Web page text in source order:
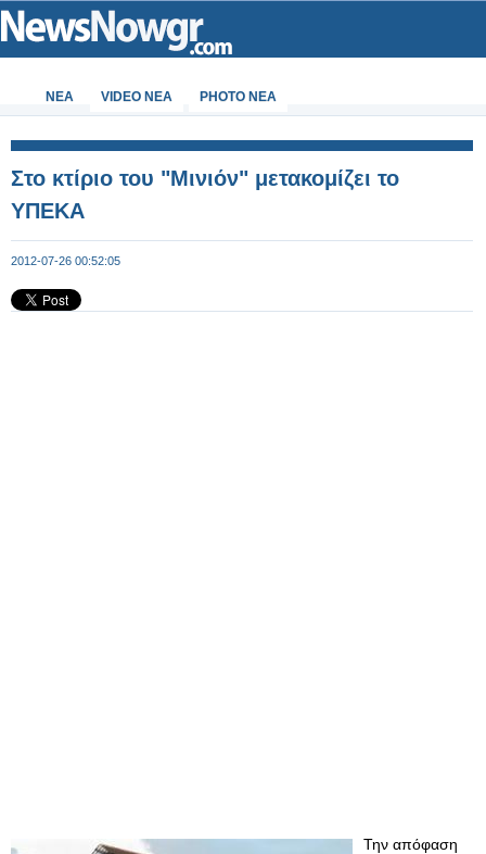
ΝΕΑ VIDEO NEA PHOTO NEA
Στο κτίριο του "Μινιόν" μετακομίζει το
ΥΠΕΚΑ
2012-07-26 00:52:05
Την απόφαση